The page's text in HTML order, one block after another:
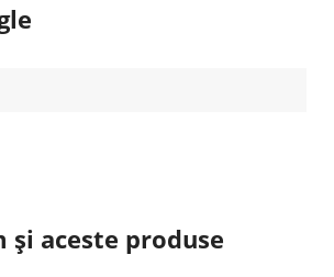
și aceste produse